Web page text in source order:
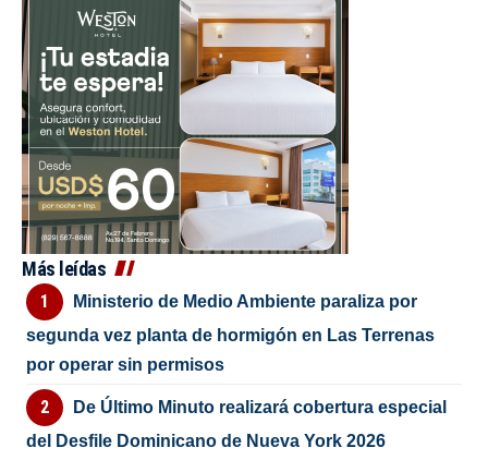
Más leídas
Ministerio de Medio Ambiente paraliza por
segunda vez planta de hormigón en Las Terrenas
por operar sin permisos
De Último Minuto realizará cobertura especial
del Desfile Dominicano de Nueva York 2026